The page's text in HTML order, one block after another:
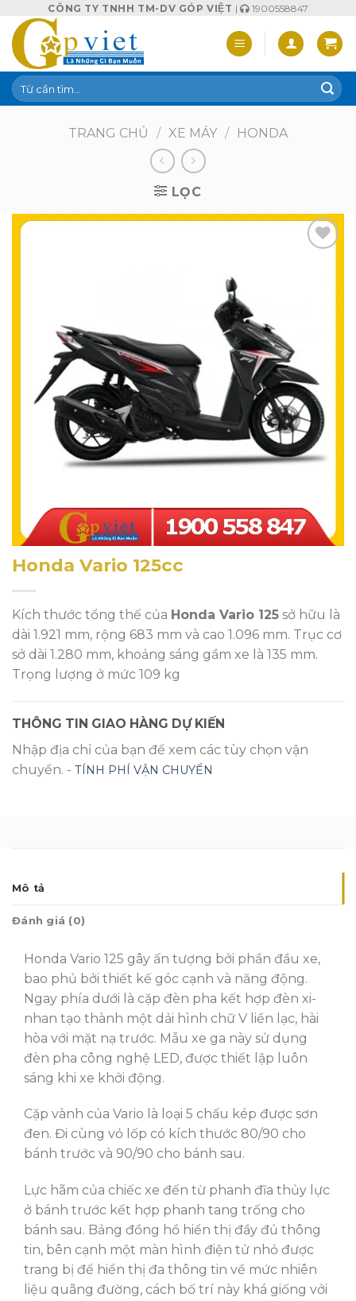
content
CÔNG TY TNHH TM-DV GÓP VIỆT | 1900558847
Tìm
kiếm:
TRANG CHỦ / XE MÁY / HONDA
LỌC
Honda Vario 125cc
Kích thước tổng thế của Honda Vario 125 sở hữu là
dài 1.921 mm, rộng 683 mm và cao 1.096 mm. Trục cơ
sở dài 1.280 mm, khoảng sáng gầm xe là 135 mm.
Trọng lượng ở mức 109 kg
THÔNG TIN GIAO HÀNG DỰ KIẾN
Nhập địa chỉ của bạn để xem các tùy chọn vận
chuyển. - TÍNH PHÍ VẬN CHUYỂN
Mô tả
Đánh giá (0)
Honda Vario 125 gây ấn tượng bởi phần đầu xe,
bao phủ bởi thiết kế góc cạnh và năng động.
Ngay phía dưới là cặp đèn pha kết hợp đèn xi-
nhan tạo thành một dải hình chữ V liền lạc, hài
hòa với mặt nạ trước. Mẫu xe ga này sử dụng
đèn pha công nghệ LED, được thiết lập luôn
sáng khi xe khởi động.
Cặp vành của Vario là loại 5 chấu kép được sơn
đen. Đi cùng vỏ lốp có kích thước 80/90 cho
bánh trước và 90/90 cho bánh sau.
Lực hãm của chiếc xe đến từ phanh đĩa thủy lực
ở bánh trước kết hợp phanh tang trống cho
bánh sau. Bảng đồng hồ hiển thị đầy đủ thông
tin, bên cạnh một màn hình điện tử nhỏ được
trang bị để hiển thị đa thông tin về mức nhiên
liệu quãng đường, cách bố trí này khá giống vởi